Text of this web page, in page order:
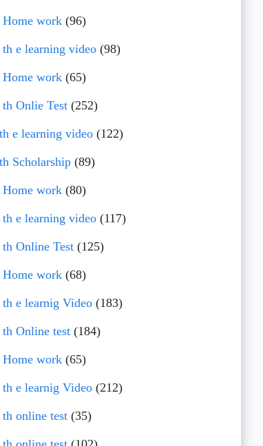
Home work(96)
th e learning video(98)
Home work(65)
th Onlie Test(252)
e learning video(122)
Scholarship(89)
Home work(80)
th e learning video(117)
th Online Test(125)
Home work(68)
th e learnig Video(183)
th Online test(184)
Home work(65)
th e learnig Video(212)
th online test(35)